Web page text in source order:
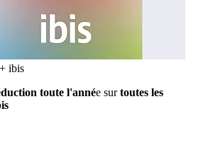
ibis
toute l'année surtoutes les